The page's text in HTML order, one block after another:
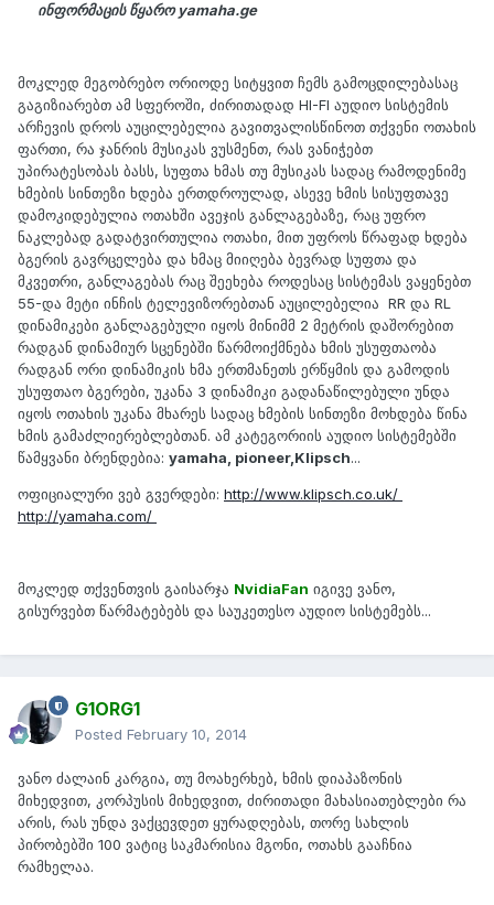
ინფორმაცის წყარო yamaha.ge
მოკლედ მეგობრებო ორიოდე სიტყვით ჩემს გამოცდილებასაც
გაგიზიარებთ ამ სფეროში, ძირითადად HI-FI აუდიო სისტემის
არჩევის დროს აუცილებელია გავითვალისწინოთ თქვენი ოთახის
ფართი, რა ჯანრის მუსიკას ვუსმენთ, რას ვანიჭებთ
უპირატესობას ბასს, სუფთა ხმას თუ მუსიკას სადაც რამოდენიმე
ხმების სინთეზი ხდება ერთდროულად, ასევე ხმის სისუფთავე
დამოკიდებულია ოთახში ავეჯის განლაგებაზე, რაც უფრო
ნაკლებად გადატვირთულია ოთახი, მით უფროს წრაფად ხდება
ბგერის გავრცელება და ხმაც მიიღება ბევრად სუფთა და
მკვეთრი, განლაგებას რაც შეეხება როდესაც სისტემას ვაყენებთ
55-და მეტი ინჩის ტელევიზორებთან აუცილებელია RR და RL
დინამიკები განლაგებული იყოს მინიმმ 2 მეტრის დაშორებით
რადგან დინამიურ სცენებში წარმოიქმნება ხმის უსუფთაობა
რადგან ორი დინამიკის ხმა ერთმანეთს ერწყმის და გამოდის
უსუფთაო ბგერები, უკანა 3 დინამიკი გადანაწილებული უნდა
იყოს ოთახის უკანა მხარეს სადაც ხმების სინთეზი მოხდება წინა
ხმის გამაძლიერებლებთან. ამ კატეგორიის აუდიო სისტემებში
წამყვანი ბრენდებია: yamaha, pioneer,Klipsch...
ოფიციალური ვებ გვერდები: http://www.klipsch.co.uk/
http://yamaha.com/
მოკლედ თქვენთვის გაისარჯა NvidiaFan იგივე ვანო,
გისურვებთ წარმატებებს და საუკეთესო აუდიო სისტემებს...
G1ORG1
Posted February 10, 2014
ვანო ძალაინ კარგია, თუ მოახერხებ, ხმის დიაპაზონის
მიხედვით, კორპუსის მიხედვით, ძირითადი მახასიათებლები რა
არის, რას უნდა ვაქცევდეთ ყურადღებას, თორე სახლის
პირობებში 100 ვატიც საკმარისია მგონი, ოთახს გააჩნია
რამხელაა.